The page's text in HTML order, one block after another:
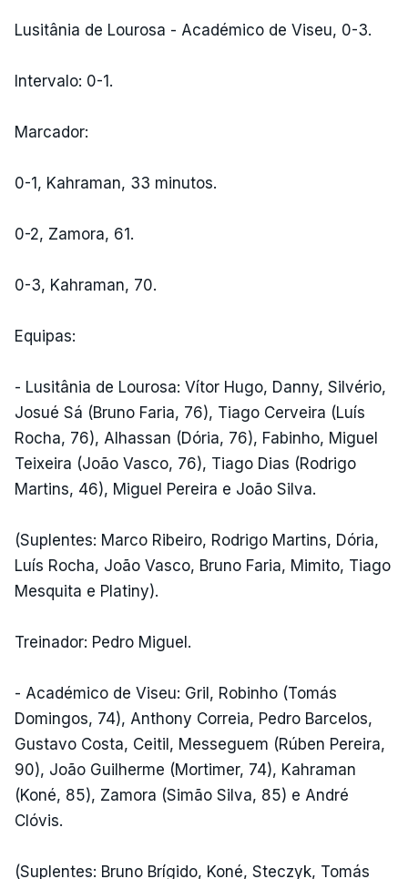
Lusitânia de Lourosa - Académico de Viseu, 0-3.
Intervalo: 0-1.
Marcador:
0-1, Kahraman, 33 minutos.
0-2, Zamora, 61.
0-3, Kahraman, 70.
Equipas:
- Lusitânia de Lourosa: Vítor Hugo, Danny, Silvério,
Josué Sá (Bruno Faria, 76), Tiago Cerveira (Luís
Rocha, 76), Alhassan (Dória, 76), Fabinho, Miguel
Teixeira (João Vasco, 76), Tiago Dias (Rodrigo
Martins, 46), Miguel Pereira e João Silva.
(Suplentes: Marco Ribeiro, Rodrigo Martins, Dória,
Luís Rocha, João Vasco, Bruno Faria, Mimito, Tiago
Mesquita e Platiny).
Treinador: Pedro Miguel.
- Académico de Viseu: Gril, Robinho (Tomás
Domingos, 74), Anthony Correia, Pedro Barcelos,
Gustavo Costa, Ceitil, Messeguem (Rúben Pereira,
90), João Guilherme (Mortimer, 74), Kahraman
(Koné, 85), Zamora (Simão Silva, 85) e André
Clóvis.
(Suplentes: Bruno Brígido, Koné, Steczyk, Tomás